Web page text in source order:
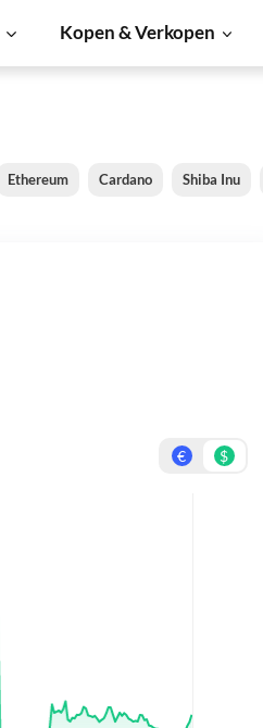
Kopen & Verkopen
Ethereum Cardano Shiba Inu
€ $